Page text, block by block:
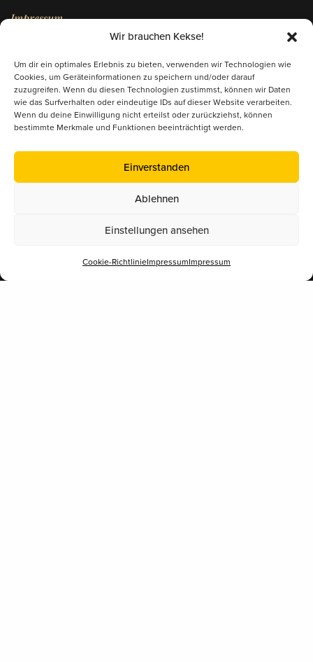
Wir brauchen Kekse!
Um dir ein optimales Erlebnis zu bieten, verwenden wir Technologien wie
Cookies, um Geräteinformationen zu speichern und/oder darauf
zuzugreifen. Wenn du diesen Technologien zustimmst, können wir Daten
wie das Surfverhalten oder eindeutige IDs auf dieser Website verarbeiten.
Wenn du deine Einwilligung nicht erteilst oder zurückziehst, können
bestimmte Merkmale und Funktionen beeinträchtigt werden.
Einverstanden
Ablehnen
Einstellungen ansehen
Cookie-RichtlinieImpressumImpressum
Impressum
Kontakt/Anfrage
Mitglied im